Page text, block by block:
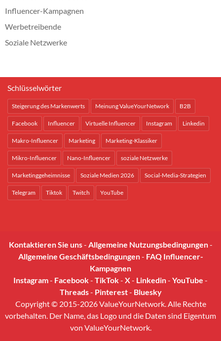
Influencer-Kampagnen
Werbetreibende
Soziale Netzwerke
Schlüsselwörter
Steigerung des Markenwerts Meinung ValueYourNetwork B2B
Facebook Influencer Virtuelle Influencer Instagram Linkedin
Makro-Influencer Marketing Marketing-Klassiker
Mikro-Influencer Nano-Influencer soziale Netzwerke
Marketinggeheimnisse Soziale Medien 2026 Social-Media-Strategien
Telegram Tiktok Twitch YouTube
Kontaktieren Sie uns- Allgemeine Nutzungsbedingungen-
Allgemeine Geschäftsbedingungen- FAQ Influencer-
Kampagnen
Instagram- Facebook- TikTok- X- Linkedin- YouTube -
Threads- Pinterest- Bluesky
Copyright © 2015-2026 ValueYourNetwork. Alle Rechte
vorbehalten. Der Name, das Logo und die Daten sind Eigentum
von ValueYourNetwork.